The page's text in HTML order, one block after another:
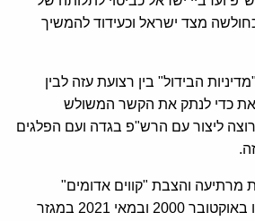
מצד ישראל וכעידוד להמשיך
הבידול" בין רצועת עזה לבין
כדי לנתק את הקשר המשולש
ליצור עם הרש"פ בגדה ועם הפלגים
מרתיעה והצבת "קווים אדומים"
בעקבות האירועים שהיו באוקטובר 2000 ובמאי 2021 במגזר